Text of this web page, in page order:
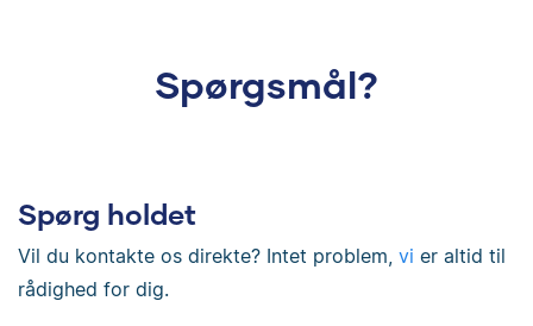
Spørgsmål?
Spørg holdet
Vil du kontakte os direkte? Intet problem, vi er altid til
rådighed for dig.